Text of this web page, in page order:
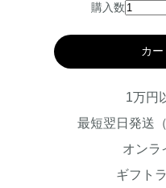
購入数
カ
1万円
最短翌日発送
オンラ
ギフト